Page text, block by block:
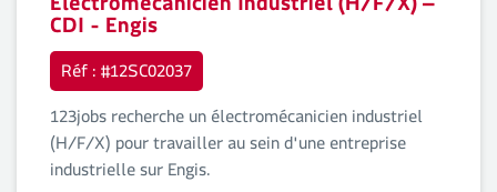
CDI - Engis
Réf : #12SC02037
123jobs recherche un électromécanicien industriel
(H/F/X) pour travailler au sein d'une entreprise
industrielle sur Engis.